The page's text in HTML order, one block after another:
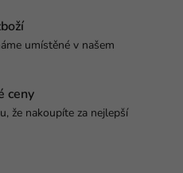
umístěné v našem
ceny
že nakoupíte za nejlepší